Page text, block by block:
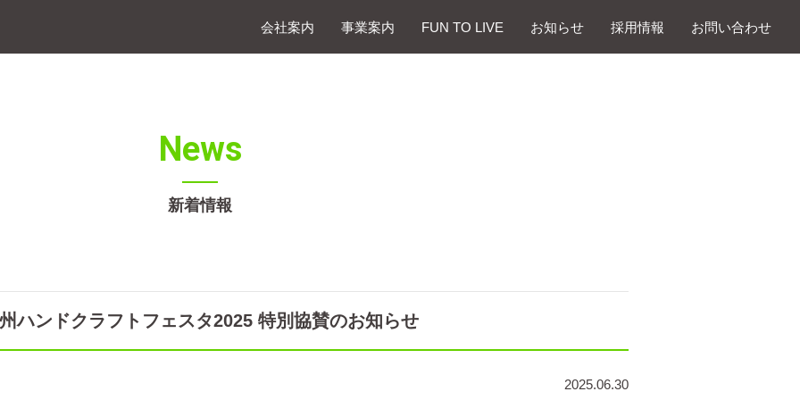
会社案内 事業案内 FUN TO LIVE お知らせ 採⽤情報 お問い合わせ
News
新着情報
ハンドクラフトフェスタ2025 特別協賛のお知らせ
2025.06.30